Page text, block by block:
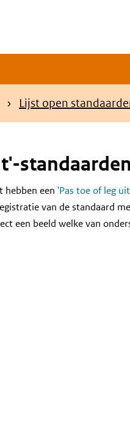
Lijst open
hebben een 'Pas toe of leg
van de standaard
een beeld welke van